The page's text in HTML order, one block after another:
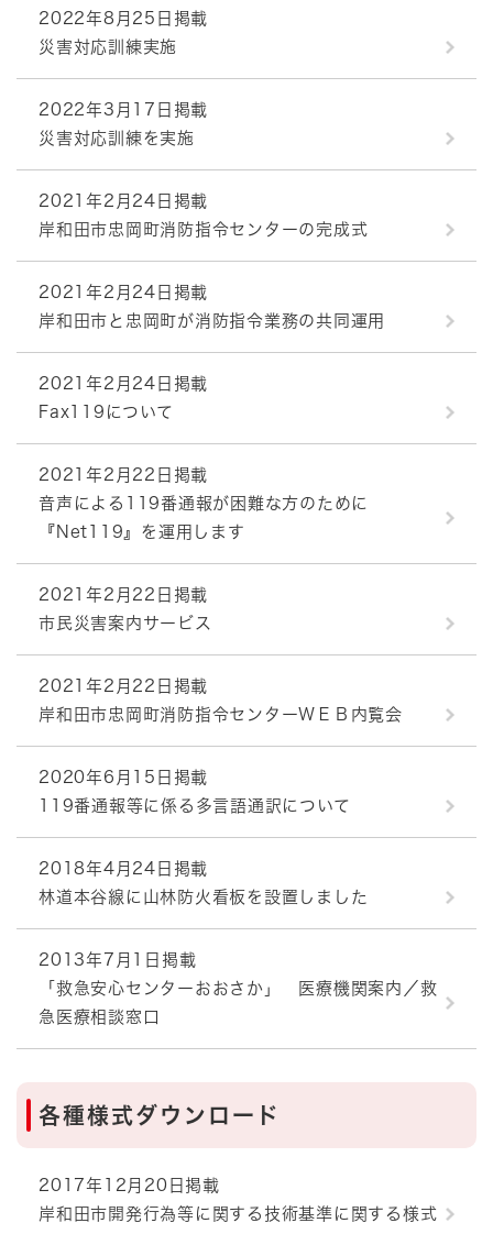
2022年8月25日掲載
災害対応訓練実施
2022年3月17日掲載
災害対応訓練を実施
2021年2月24日掲載
岸和田市忠岡町消防指令センターの完成式
2021年2月24日掲載
岸和田市と忠岡町が消防指令業務の共同運用
2021年2月24日掲載
Fax119について
2021年2月22日掲載
音声による119番通報が困難な方のために
『Net119』を運用します
2021年2月22日掲載
市民災害案内サービス
2021年2月22日掲載
岸和田市忠岡町消防指令センターＷＥＢ内覧会
2020年6月15日掲載
119番通報等に係る多言語通訳について
2018年4月24日掲載
林道本谷線に山林防火看板を設置しました
2013年7月1日掲載
「救急安心センターおおさか」 医療機関案内／救
急医療相談窓口
各種様式ダウンロード
2017年12月20日掲載
岸和田市開発行為等に関する技術基準に関する様式